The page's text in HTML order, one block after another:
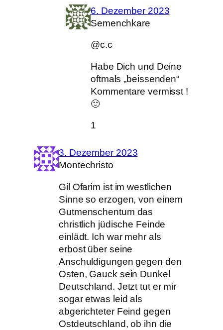
6. Dezember 2023
Semenchkare
@c.c
Habe Dich und Deine
oftmals „beissenden“
Kommentare vermisst !
🙂
1
3. Dezember 2023
Montechristo
Gil Ofarim ist im westlichen
Sinne so erzogen, von einem
Gutmenschentum das
christlich jüdische Feinde
einlädt. Ich war mehr als
erbost über seine
Anschuldigungen gegen den
Osten, Gauck sein Dunkel
Deutschland. Jetzt tut er mir
sogar etwas leid als
abgerichteter Feind gegen
Ostdeutschland, ob ihn die